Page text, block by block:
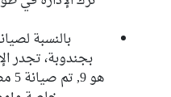
بالنسبة
بجندوبة، تجدر